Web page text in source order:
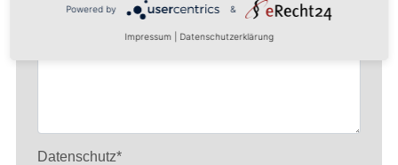
Datenschutz*
Powered by &
Impressum Datenschutzerklärung